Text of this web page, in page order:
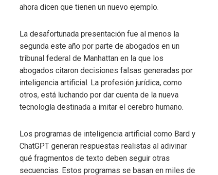
ahora dicen que tienen un nuevo ejemplo.
La desafortunada presentación fue al menos la
segunda este año por parte de abogados en un
tribunal federal de Manhattan en la que los
abogados citaron decisiones falsas generadas por
inteligencia artificial. La profesión jurídica, como
otros, está luchando por dar cuenta de la nueva
tecnología destinada a imitar el cerebro humano.
Los programas de inteligencia artificial como Bard y
ChatGPT generan respuestas realistas al adivinar
qué fragmentos de texto deben seguir otras
secuencias. Estos programas se basan en miles de